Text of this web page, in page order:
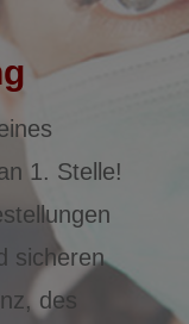
1. Stelle!
sicheren
des